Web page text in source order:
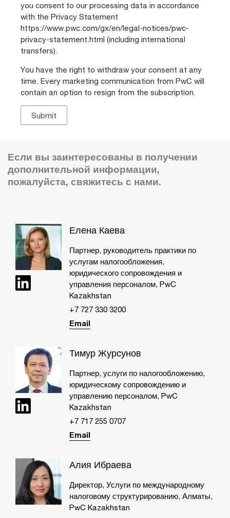
you consent to our processing data in accordance
with the Privacy Statement
https://www.pwc.com/gx/en/legal-notices/pwc-
privacy-statement.html (including international
transfers).
You have the right to withdraw your consent at any
time. Every marketing communication from PwC will
contain an option to resign from the subscription.
Если вы заинтересованы в получении
дополнительной информации,
пожалуйста, свяжитесь с нами.
Елена Каева
Партнер, руководитель практики по
услугам налогообложения,
юридического сопровождения и
управления персоналом, PwC
Kazakhstan
+7 727 330 3200
Email
Тимур Журсунов
Партнер, услуги по налогообложению,
юридическому сопровождению и
управлению персоналом, PwC
Kazakhstan
+7 717 255 0707​
Email
Алия Ибраева
Директор, Услуги по международному
налоговому структурированию, Алматы,
PwC Kazakhstan